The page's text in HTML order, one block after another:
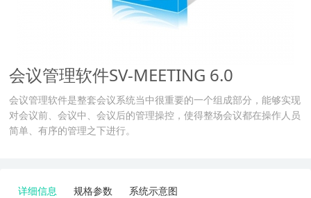
会议管理软件SV-MEETING 6.0
​会议管理软件是整套会议系统当中很重要的一个组成部分，能够实现
对会议前、会议中、会议后的管理操控，使得整场会议都在操作人员
简单、有序的管理之下进行。
详细信息 规格参数 系统示意图